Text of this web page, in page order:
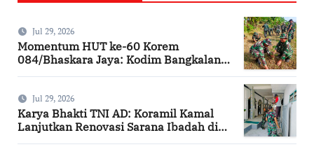
Jul 29, 2026
Momentum HUT ke-60 Korem
084/Bhaskara Jaya: Kodim Bangkalan
Jul 29, 2026
Karya Bhakti TNI AD: Koramil Kamal
Lanjutkan Renovasi Sarana Ibadah di